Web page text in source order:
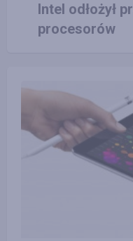
Intel odłożył
procesorów